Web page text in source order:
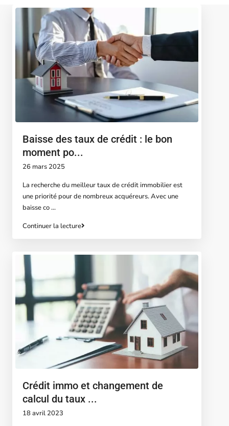
Baisse des taux de crédit : le bon
moment po...
26 mars 2025
La recherche du meilleur taux de crédit immobilier est
une priorité pour de nombreux acquéreurs. Avec une
baisse co...
Continuer la lecture
Crédit immo et changement de
calcul du taux ...
18 avril 2023